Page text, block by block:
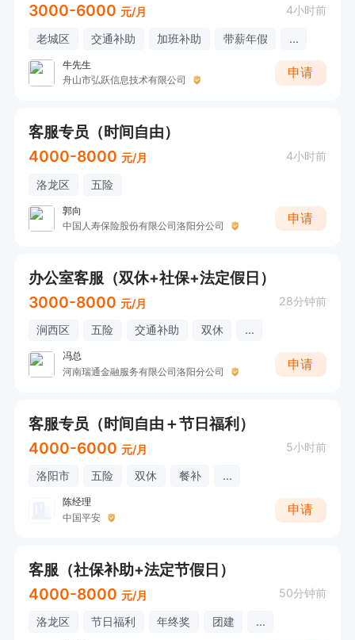
3000-6000 元/月 4小时前
老城区 交通补助 加班补助 带薪年假 ...
牛先生
舟山市弘跃信息技术有限公司
申请
客服专员（时间自由）
4000-8000 元/月 4小时前
洛龙区 五险
郭向
中国人寿保险股份有限公司洛阳分公司
申请
办公室客服（双休+社保+法定假日）
3000-8000 元/月 28分钟前
涧西区 五险 交通补助 双休 ...
冯总
河南瑞通金融服务有限公司洛阳分公司
申请
客服专员（时间自由＋节日福利）
4000-6000 元/月 5小时前
洛阳市 五险 双休 餐补 ...
陈经理
中国平安
申请
客服（社保补助+法定节假日）
4000-8000 元/月 50分钟前
洛龙区 节日福利 年终奖 团建 ...